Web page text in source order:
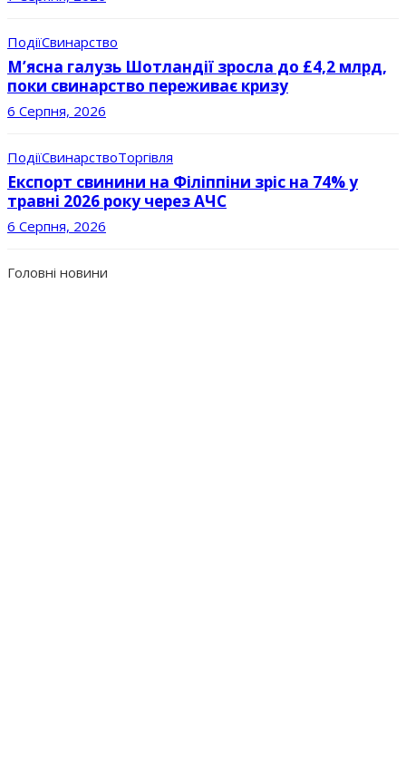
ПодіїСвинарство
М’ясна галузь Шотландії зросла до £4,2 млрд,
поки свинарство переживає кризу
6 Серпня, 2026
ПодіїСвинарствоТоргівля
Експорт свинини на Філіппіни зріс на 74% у
травні 2026 року через АЧС
6 Серпня, 2026
Головні новини